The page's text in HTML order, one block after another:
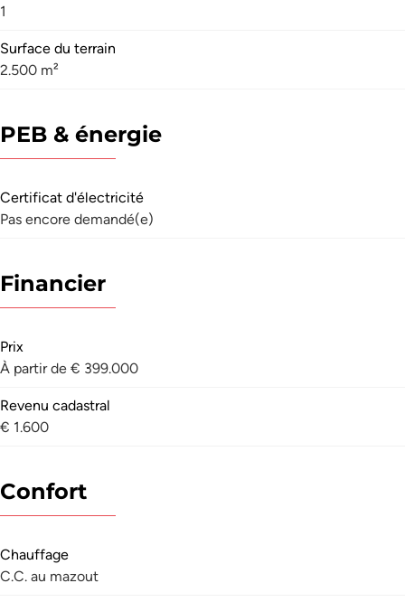
1
Surface du terrain
2.500 m²
PEB & énergie
Certificat d'électricité
Pas encore demandé(e)
Financier
Prix
À partir de € 399.000
Revenu cadastral
€ 1.600
Confort
Chauffage
C.C. au mazout